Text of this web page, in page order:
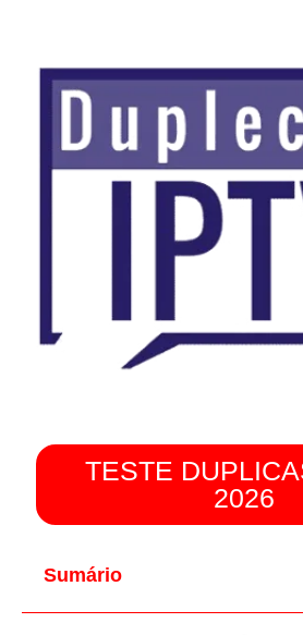
TESTE
2026
Sumário